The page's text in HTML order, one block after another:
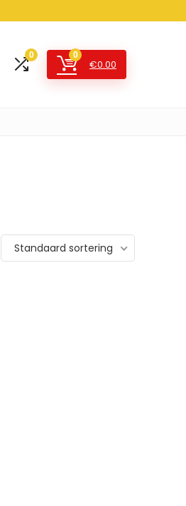
0 0
€0.00
Standaard sortering